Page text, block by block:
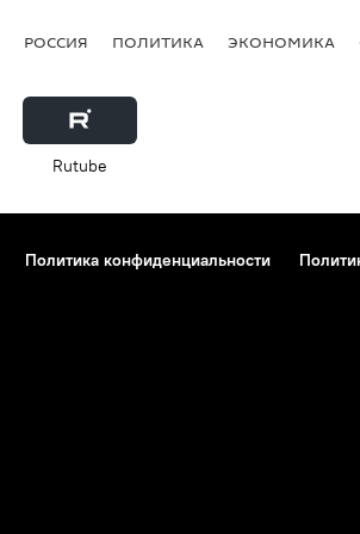
РОССИЯ ПОЛИТИКА ЭКОНОМИКА
Rutube
Политика конфиденциальности